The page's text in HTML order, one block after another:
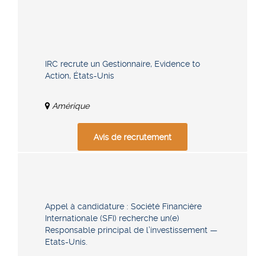
IRC recrute un Gestionnaire, Evidence to
Action, États-Unis
Amérique
Avis de recrutement
Appel à candidature : Société Financière
Internationale (SFI) recherche un(e)
Responsable principal de l’investissement —
Etats-Unis.